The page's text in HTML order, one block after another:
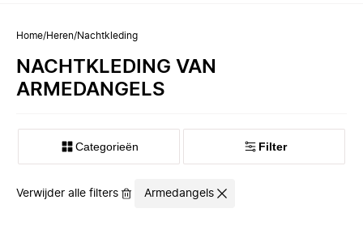
Home/Heren/Nachtkleding
NACHTKLEDING VAN
ARMEDANGELS
Categorieën Filter
Verwijder alle filters Armedangels